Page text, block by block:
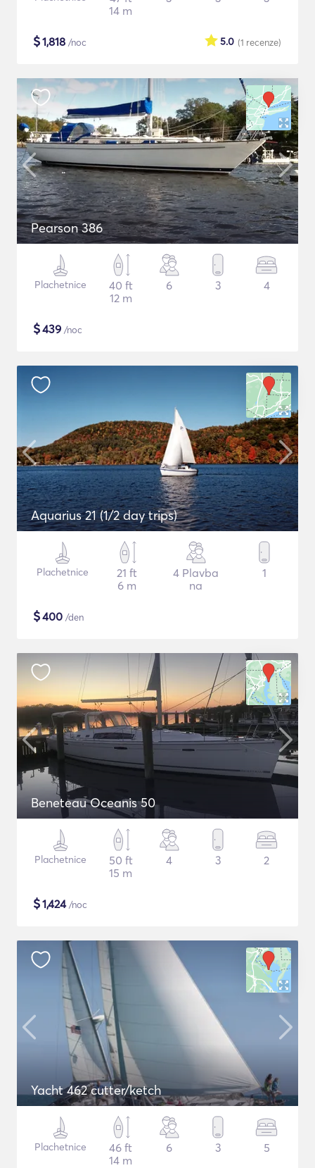
14 m
$1,818 /noc (1 recenze)
5.0
Pearson 386
Plachetnice
40 ft
12 m
6 3 4
$439 /noc
Aquarius 21 (1/2 day trips)
Plachetnice
21 ft
6 m
4 Plavba
na
1
$400 /den
Beneteau Oceanis 50
Plachetnice
50 ft
15 m
4 3 2
$1,424/noc
Yacht 462 cutter/ketch
Plachetnice
46 ft
14 m
6 3 5